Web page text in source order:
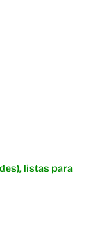
listas para